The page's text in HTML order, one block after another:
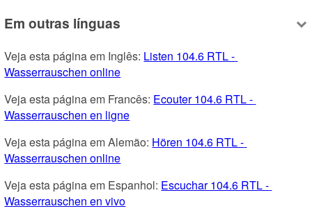
Em outras línguas
Veja esta página em Inglês: Listen 104.6 RTL -
Wasserrauschen online
Veja esta página em Francês: Ecouter 104.6 RTL -
Wasserrauschen en ligne
Veja esta página em Alemão: Hören 104.6 RTL -
Wasserrauschen online
Veja esta página em Espanhol: Escuchar 104.6 RTL -
Wasserrauschen en vivo